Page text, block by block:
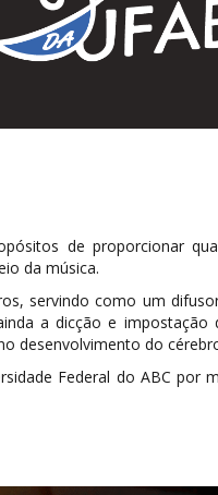
de proporcionar
da música.
servindo como um
a dicção e
desenvolvimento do
Federal do ABC